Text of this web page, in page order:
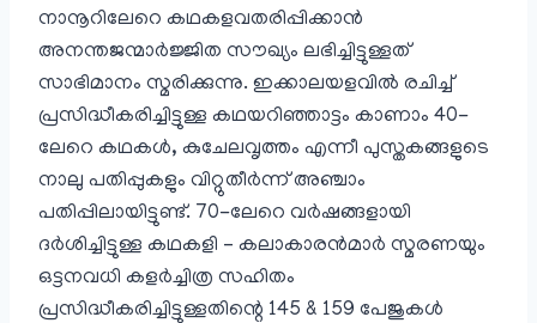
നാനൂറിലേറെ കഥകളവതരിപ്പിക്കാൻ
അനന്തജന്മാർജ്ജിത സൗഖ്യം ലഭിച്ചിട്ടുള്ളത്
സാഭിമാനം സ്മരിക്കുന്നു. ഇക്കാലയളവിൽ രചിച്ച്
പ്രസിദ്ധീകരിച്ചിട്ടുള്ള കഥയറിഞ്ഞാട്ടം കാണാം 40-
ലേറെ കഥകൾ, കുചേലവൃത്തം എന്നീ പുസ്തകങ്ങളുടെ
നാലു പതിപ്പുകളും വിറ്റുതീർന്ന് അഞ്ചാം
പതിപ്പിലായിട്ടുണ്ട്. 70-ലേറെ വർഷങ്ങളായി
ദർശിച്ചിട്ടുള്ള കഥകളി – കലാകാരൻമാർ സ്മരണയും
ഒട്ടനവധി കളർച്ചിത്ര സഹിതം
പ്രസിദ്ധീകരിച്ചിട്ടുള്ളതിന്റെ 145 & 159 പേജുകൾ